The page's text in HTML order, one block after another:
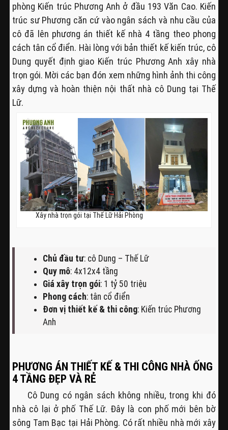
phòng Kiến trúc Phương Anh ở đầu 193 Văn Cao. Kiến
trúc sư Phương căn cứ vào ngân sách và nhu cầu của
cô đã lên phương án thiết kế nhà 4 tầng theo phong
cách tân cổ điển. Hài lòng với bản thiết kế kiến trúc, cô
Dung quyết định giao Kiến trúc Phương Anh xây nhà
trọn gói. Mời các bạn đón xem những hình ảnh thi công
xây dựng và hoàn thiện nội thất nhà cô Dung tại Thế
Lữ.
Xây nhà trọn gói tại Thế Lữ Hải Phòng
Chủ đầu tư: cô Dung – Thế Lữ
Quy mô: 4x12x4 tầng
Giá xây trọn gói: 1 tỷ 50 triệu
Phong cách: tân cổ điển
Đơn vị thiết kế & thi công: Kiến trúc Phương
Anh
PHƯƠNG ÁN THIẾT KẾ & THI CÔNG NHÀ ỐNG
4 TẦNG ĐẸP VÀ RẺ
Cô Dung có ngân sách không nhiều, trong khi đó
nhà cô lại ở phố Thế Lữ. Đây là con phố mới bên bờ
sông Tam Bạc tại Hải Phòng. Có rất nhiều nhà mới xây